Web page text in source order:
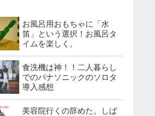
お風呂用おもちゃに「水
笛」という選択！お風呂タ
イムを楽しく。
食洗機は神！！二人暮らし
でのパナソニックのソロタ
導入感想
美容院行くの辞めた。しば